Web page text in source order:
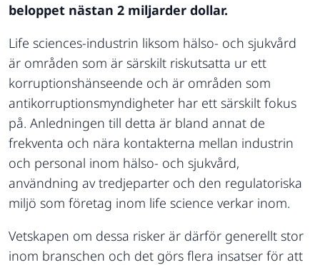
beloppet nästan 2 miljarder dollar.
Life sciences-industrin liksom hälso- och sjukvård
är områden som är särskilt riskutsatta ur ett
korruptionshänseende och är områden som
antikorruptionsmyndigheter har ett särskilt fokus
på. Anledningen till detta är bland annat de
frekventa och nära kontakterna mellan industrin
och personal inom hälso- och sjukvård,
användning av tredjeparter och den regulatoriska
miljö som företag inom life science verkar inom.
Vetskapen om dessa risker är därför generellt stor
inom branschen och det görs flera insatser för att